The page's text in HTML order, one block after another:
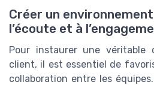
Créer un
l’écoute et à
Pour instaurer une
client, il est essentiel de
collaboration entre les